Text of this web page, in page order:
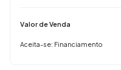
Valor de Venda
Aceita-se: Financiamento